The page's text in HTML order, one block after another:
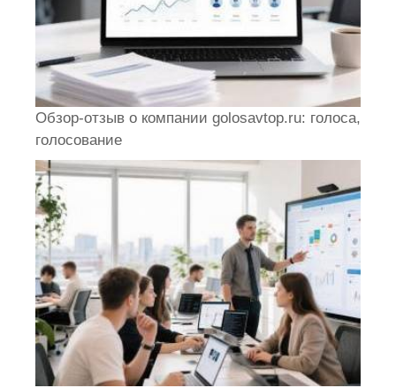
Обзор-отзыв о компании golosavtop.ru: голоса,
голосование